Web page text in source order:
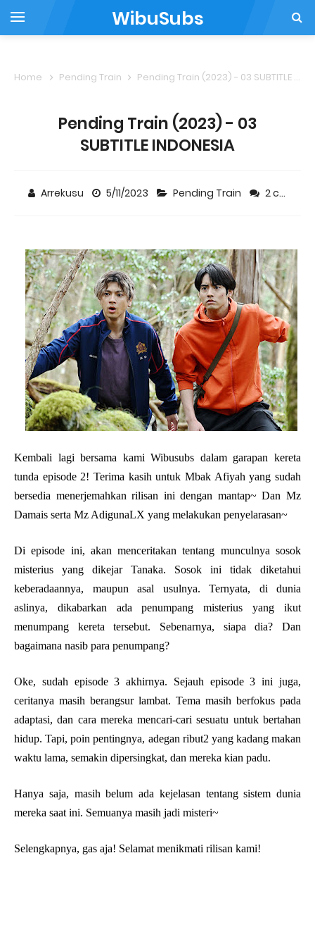
WibuSubs
Home Pending Train Pending Train (2023) - 03 SUBTITLE INDONESIA
Pending Train (2023) - 03
SUBTITLE INDONESIA
Arrekusu 5/11/2023 Pending Train 2 comments
Kembali lagi bersama kami Wibusubs dalam garapan kereta
tunda episode 2! Terima kasih untuk Mbak Afiyah yang sudah
bersedia menerjemahkan rilisan ini dengan mantap~ Dan Mz
Damais serta Mz AdigunaLX yang melakukan penyelarasan~
Di episode ini, akan menceritakan tentang munculnya sosok
misterius yang dikejar Tanaka. Sosok ini tidak diketahui
keberadaannya, maupun asal usulnya. Ternyata, di dunia
aslinya, dikabarkan ada penumpang misterius yang ikut
menumpang kereta tersebut. Sebenarnya, siapa dia? Dan
bagaimana nasib para penumpang?
Oke, sudah episode 3 akhirnya. Sejauh episode 3 ini juga,
ceritanya masih berangsur lambat. Tema masih berfokus pada
adaptasi, dan cara mereka mencari-cari sesuatu untuk bertahan
hidup. Tapi, poin pentingnya, adegan ribut2 yang kadang makan
waktu lama, semakin dipersingkat, dan mereka kian padu.
Hanya saja, masih belum ada kejelasan tentang sistem dunia
mereka saat ini. Semuanya masih jadi misteri~
Selengkapnya, gas aja! Selamat menikmati rilisan kami!